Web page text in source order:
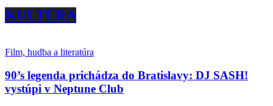
KULTÚRA
Film, hudba a literatúra
90’s legenda prichádza do Bratislavy: DJ SASH!
vystúpi v Neptune Club